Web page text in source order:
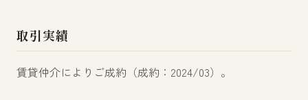
取引実績
賃貸仲介によりご成約（成約：2024/03）。